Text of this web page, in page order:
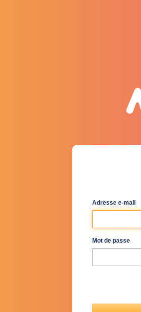
Adresse e-mail
Mot de passe